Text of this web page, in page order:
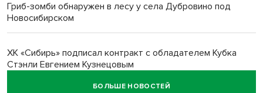
Гриб-зомби обнаружен в лесу у села Дубровино под
Новосибирском
ХК «Сибирь» подписал контракт с обладателем Кубка
Стэнли Евгением Кузнецовым
БОЛЬШЕ НОВОСТЕЙ